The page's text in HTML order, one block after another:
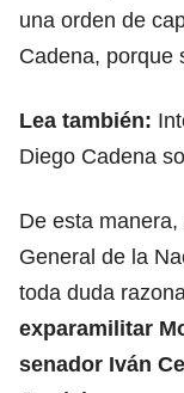
una orden de
Cadena, porque
Lea también:
Diego Cadena
De esta
General de la
toda duda
exparamilitar
senador Iván